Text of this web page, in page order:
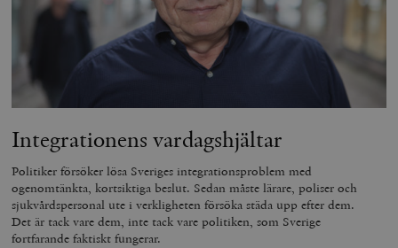
Integrationens vardagshjältar
Politiker försöker lösa Sveriges integrationsproblem med
ogenomtänkta, kortsiktiga beslut. Sedan måste lärare, poliser och
sjukvårdspersonal ute i verkligheten försöka städa upp efter dem.
Det är tack vare dem, inte tack vare politiken, som Sverige
fortfarande faktiskt fungerar.